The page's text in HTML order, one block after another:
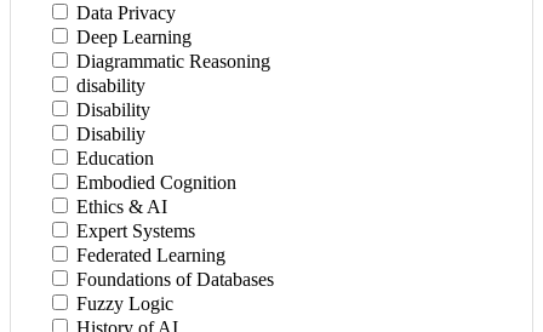
Data Privacy
Deep Learning
Diagrammatic Reasoning
disability
Disability
Disabiliy
Education
Embodied Cognition
Ethics & AI
Expert Systems
Federated Learning
Foundations of Databases
Fuzzy Logic
History of AI